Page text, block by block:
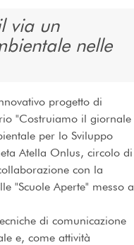
via un
nelle
progetto di
"Costruiamo il giornale
per lo Sviluppo
Atella Onlus, circolo di
con la
"Scuole Aperte" messo a
di comunicazione
e, come attività